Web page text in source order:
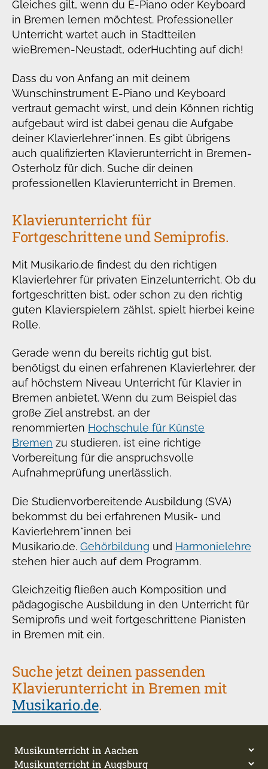
Gleiches gilt, wenn du E-Piano oder Keyboard
in Bremen lernen möchtest. Professioneller
Unterricht wartet auch in Stadtteilen
wieBremen-Neustadt, oderHuchting auf dich!
Dass du von Anfang an mit deinem
Wunschinstrument E-Piano und Keyboard
vertraut gemacht wirst, und dein Können richtig
aufgebaut wird ist dabei genau die Aufgabe
deiner Klavierlehrer*innen. Es gibt übrigens
auch qualifizierten Klavierunterricht in Bremen-
Osterholz für dich. Suche dir deinen
professionellen Klavierunterricht in Bremen.
Klavierunterricht für
Fortgeschrittene und Semiprofis.
Mit Musikario.de findest du den richtigen
Klavierlehrer für privaten Einzelunterricht. Ob du
fortgeschritten bist, oder schon zu den richtig
guten Klavierspielern zählst, spielt hierbei keine
Rolle.
Gerade wenn du bereits richtig gut bist,
benötigst du einen erfahrenen Klavierlehrer, der
auf höchstem Niveau Unterricht für Klavier in
Bremen anbietet. Wenn du zum Beispiel das
große Ziel anstrebst, an der
renommierten Hochschule für Künste
Bremen zu studieren, ist eine richtige
Vorbereitung für die anspruchsvolle
Aufnahmeprüfung unerlässlich.
Die Studienvorbereitende Ausbildung (SVA)
bekommst du bei erfahrenen Musik- und
Kavierlehrern*innen bei
Musikario.de. Gehörbildung und Harmonielehre
stehen hier auch auf dem Programm.
Gleichzeitig fließen auch Komposition und
pädagogische Ausbildung in den Unterricht für
Semiprofis und weit fortgeschrittene Pianisten
in Bremen mit ein.
Suche jetzt deinen passenden
Klavierunterricht in Bremen mit
Musikario.de.